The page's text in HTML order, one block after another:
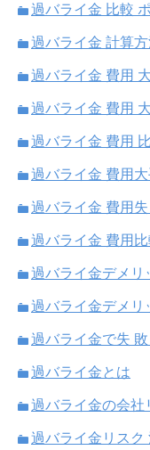
過バライ金 比較
過バライ金 計算
過バライ金 費用
過バライ金 費用
過バライ金 費用
過バライ金 費用
過バライ金 費用
過バライ金 費用比
過バライ金デメリ
過バライ金デメリ
過バライ金で失
過バライ金とは
過バライ金の会社
過バライ金リス